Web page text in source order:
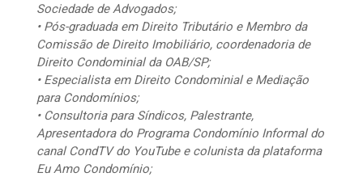
Sociedade de Advogados;
• Pós-graduada em Direito Tributário e Membro da
Comissão de Direito Imobiliário, coordenadoria de
Direito Condominial da OAB/SP;
• Especialista em Direito Condominial e Mediação
para Condomínios;
• Consultoria para Síndicos, Palestrante,
Apresentadora do Programa Condomínio Informal do
canal CondTV do YouTube e colunista da plataforma
Eu Amo Condomínio;